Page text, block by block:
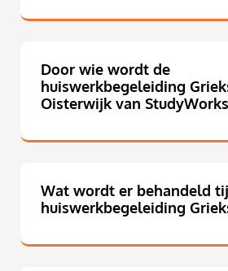
Door wie wordt de
huiswerkbegeleiding
Oisterwijk van
Wat wordt er behandeld
huiswerkbegeleiding